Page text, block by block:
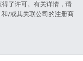
得了许可。有关详情，请
和/或其关联公司的注册商